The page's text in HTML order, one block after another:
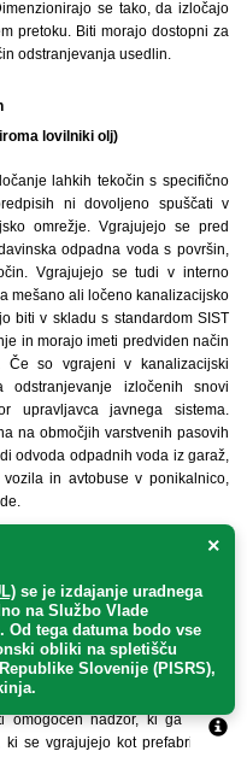
se tako, da izločajo
pretoku. Biti morajo dostopni za
odstranjevanja usedlin.
lovilniki olj)
lahkih tekočin s specifično
ni dovoljeno spuščati v
omrežje. Vgrajujejo se pred
odpadna voda s površin,
Vgrajujejo se tudi v interno
mešano ali ločeno kanalizacijsko
biti v skladu s standardom SIST
in morajo imeti predviden način
Če so vgrajeni v kanalizacijski
izločenih snovi
upravljavca javnega sistema.
na območjih varstvenih pasovih
odvoda odpadnih voda iz garaž,
in avtobuse v ponikalnico,
maščob)
in izločanje maščob
ni dovoljeno odvajati v javno
standardih SIST EN 1825. Če
uporabnik vzdržuje ter skrbi za
omogočen nadzor, ki ga izvaja
se vgrajujejo kot prefabricirani
×
se je izdajanje uradnega
na Službo Vlade
. Od tega datuma bodo vse
obliki na spletišču
Slovenije (PISRS),